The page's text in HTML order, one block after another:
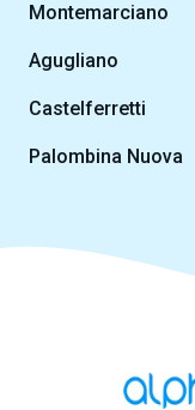
Montemarciano
Agugliano
Castelferretti
Palombina Nuova